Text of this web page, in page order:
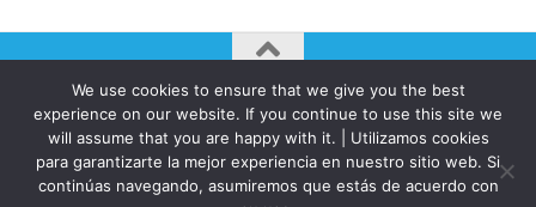
AUTOGIRO/el giro del arte actual © JAVIER MARTINEZ 2026. All
Rights Reserved.
Funciona con - Diseñado con elTema Hueman
We use cookies to ensure that we give you the best
experience on our website. If you continue to use this site we
will assume that you are happy with it. | Utilizamos cookies
para garantizarte la mejor experiencia en nuestro sitio web. Si
continúas navegando, asumiremos que estás de acuerdo con